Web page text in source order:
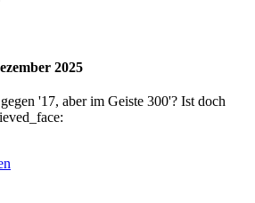
2025
'17, aber im Geiste 300'? Ist doch